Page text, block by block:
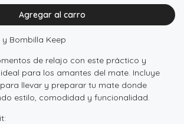
Agregar al carro
y Bombilla Keep
de relajo con este práctico y
para los amantes del mate. Incluye
llevar y preparar tu mate donde
estilo, comodidad y funcionalidad.